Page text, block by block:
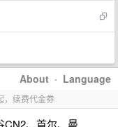
About · Language
，续费代金券
CN2、首尔、曼